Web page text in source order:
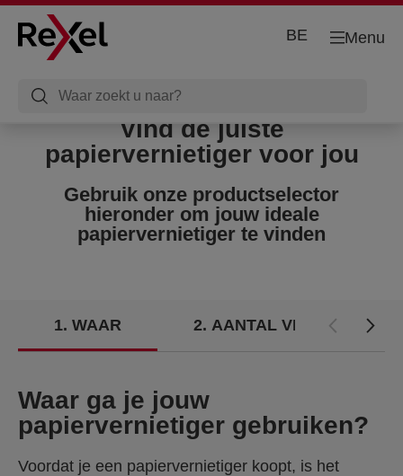
Menu
BE
Vind de juiste
papiervernietiger voor jou
Gebruik onze productselector
hieronder om jouw ideale
papiervernietiger te vinden
1 WAAR 2 AANTAL VELLEN
Waar ga je jouw
papiervernietiger gebruiken?
Voordat je een papiervernietiger koopt, is het